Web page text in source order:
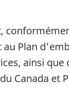
Plan
ainsi
Canada et